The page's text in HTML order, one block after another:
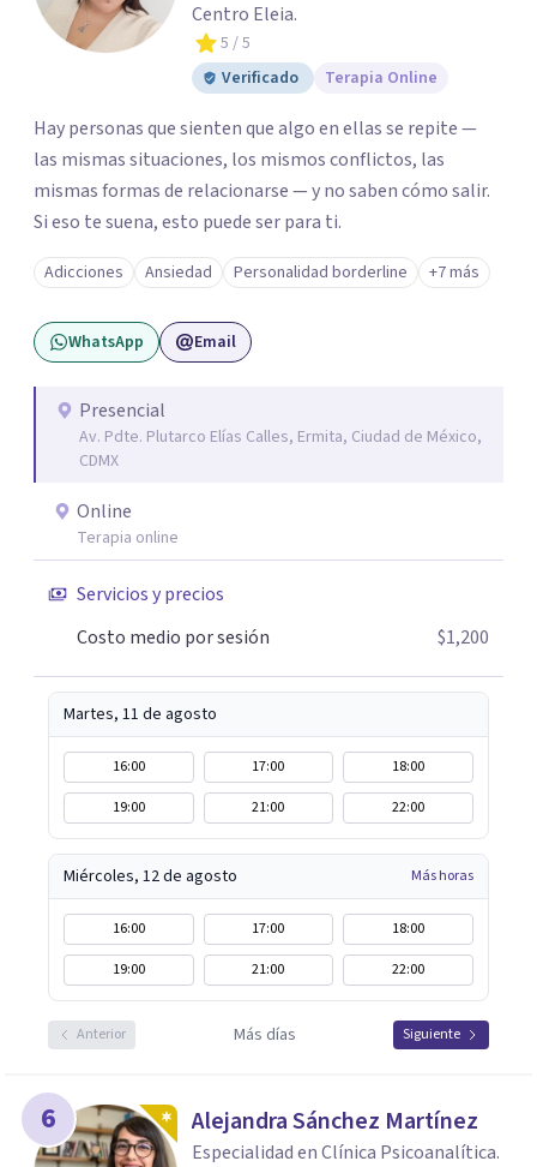
Centro Eleia.
5 / 5
Verificado
Terapia Online
Hay personas que sienten que algo en ellas se repite —
las mismas situaciones, los mismos conflictos, las
mismas formas de relacionarse — y no saben cómo salir.
Si eso te suena, esto puede ser para ti.
Adicciones Ansiedad Personalidad borderline +7 más
WhatsApp Email
Presencial
Av. Pdte. Plutarco Elías Calles, Ermita, Ciudad de México,
CDMX
Online
Terapia online
Servicios y precios
Costo medio por sesión
$1,200
Martes, 11 de agosto
16:00 17:00
18:00
19:00
21:00 22:00
Miércoles, 12 de agosto Más horas
16:00 17:00
18:00
19:00
21:00 22:00
Anterior Más días Siguiente
6 Alejandra Sánchez Martínez
Especialidad en Clínica Psicoanalítica.